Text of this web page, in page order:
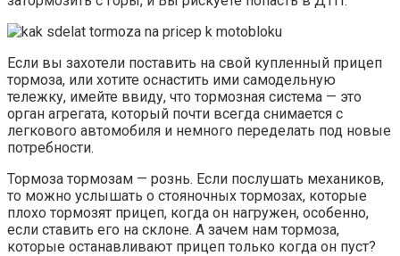
Если вы захотели поставить на свой купленный прицеп
тормоза, или хотите оснастить ими самодельную
тележку, имейте ввиду, что тормозная система — это
орган агрегата, который почти всегда снимается с
легкового автомобиля и немного переделать под новые
потребности.
Тормоза тормозам — рознь. Если послушать механиков,
то можно услышать о стояночных тормозах, которые
плохо тормозят прицеп, когда он нагружен, особенно,
если ставить его на склоне. А зачем нам тормоза,
которые останавливают прицеп только когда он пуст?